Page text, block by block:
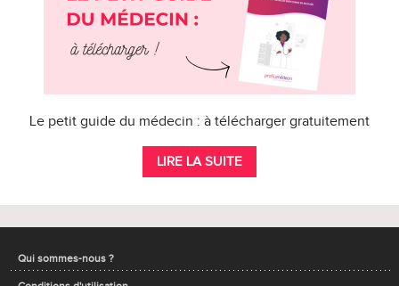
Le petit guide du médecin : à télécharger gratuitement
LIRE LA SUITE
Qui sommes-nous ?